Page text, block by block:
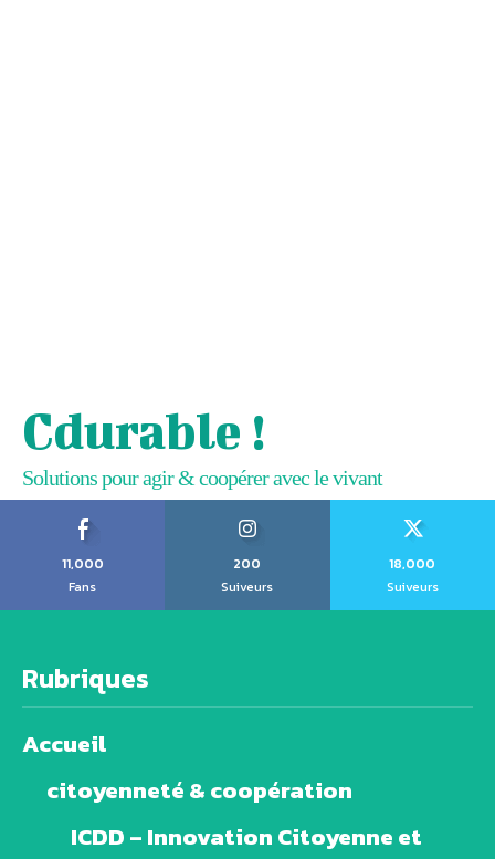
Cdurable !
Solutions pour agir & coopérer avec le vivant
11,000
Fans
200
Suiveurs
18,000
Suiveurs
Rubriques
Accueil
citoyenneté & coopération
ICDD – Innovation Citoyenne et